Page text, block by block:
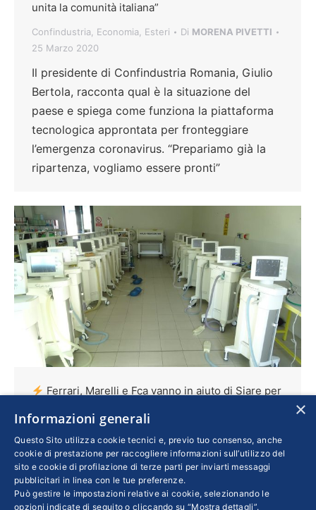
unita la comunità italiana”
Confindustria, Economia, Esteri Di MORENA PIVETTI
25 Marzo 2020
Il presidente di Confindustria Romania, Giulio
Bertola, racconta qual è la situazione del
paese e spiega come funziona la piattaforma
tecnologica approntata per fronteggiare
l’emergenza coronavirus. “Prepariamo già la
ripartenza, vogliamo essere pronti”
Ferrari, Marelli e Fca vanno in aiuto di Siare per
L’azienda bolognese sarà supportata
nell’approvvigionamento delle materie prime e
della componentistica perché la filiera dei
×
Informazioni generali
Questo Sito utilizza cookie tecnici e, previo tuo consenso, anche
cookie di prestazione per raccogliere informazioni sull’utilizzo del
sito e cookie di profilazione di terze parti per inviarti messaggi
pubblicitari in linea con le tue preferenze.
Può gestire le impostazioni relative ai cookie, selezionando le
opzioni indicate di seguito o cliccando su “Mostra dettagli”.